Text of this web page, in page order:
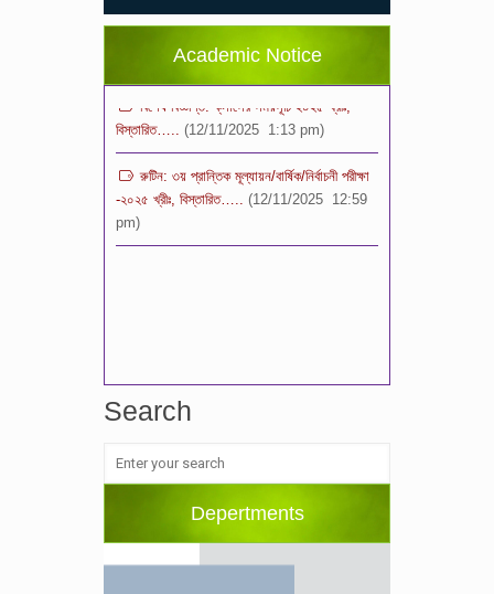
Academic Notice
শ্রেণি পযর্ন্ত ফরম বিতরন চলছে… বিস্তারিত
বিশেষ বিজ্ঞপ্তি: ক্লাসের সময়সূচি ২০২৫ খ্রীঃ,
বিস্তারিত….. (12/11/2025 1:13 pm)
রুটিন: ৩য় প্রান্তিক মূল্যায়ন/বার্ষিক/নির্বাচনী পরীক্ষা
-২০২৫ খ্রীঃ, বিস্তারিত….. (12/11/2025 12:59
pm)
Search
Depertments